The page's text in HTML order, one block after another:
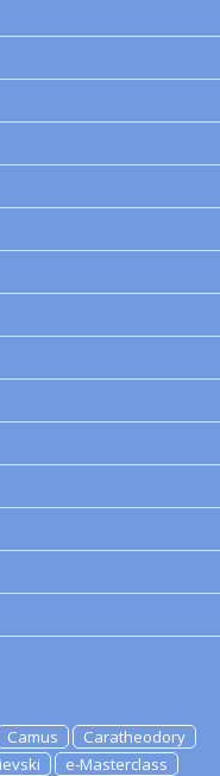
Camus
Caratheodory
e-Masterclass